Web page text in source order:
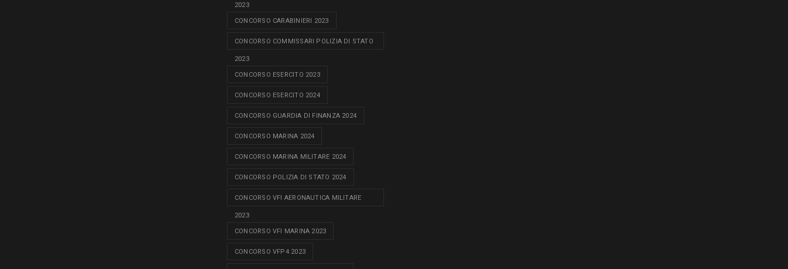
2023
CONCORSO CARABINIERI 2023
CONCORSO COMMISSARI POLIZIA DI STATO
2023
CONCORSO ESERCITO 2023
CONCORSO ESERCITO 2024
CONCORSO GUARDIA DI FINANZA 2024
CONCORSO MARINA 2024
CONCORSO MARINA MILITARE 2024
CONCORSO POLIZIA DI STATO 2024
CONCORSO VFI AERONAUTICA MILITARE
2023
CONCORSO VFI MARINA 2023
CONCORSO VFP4 2023